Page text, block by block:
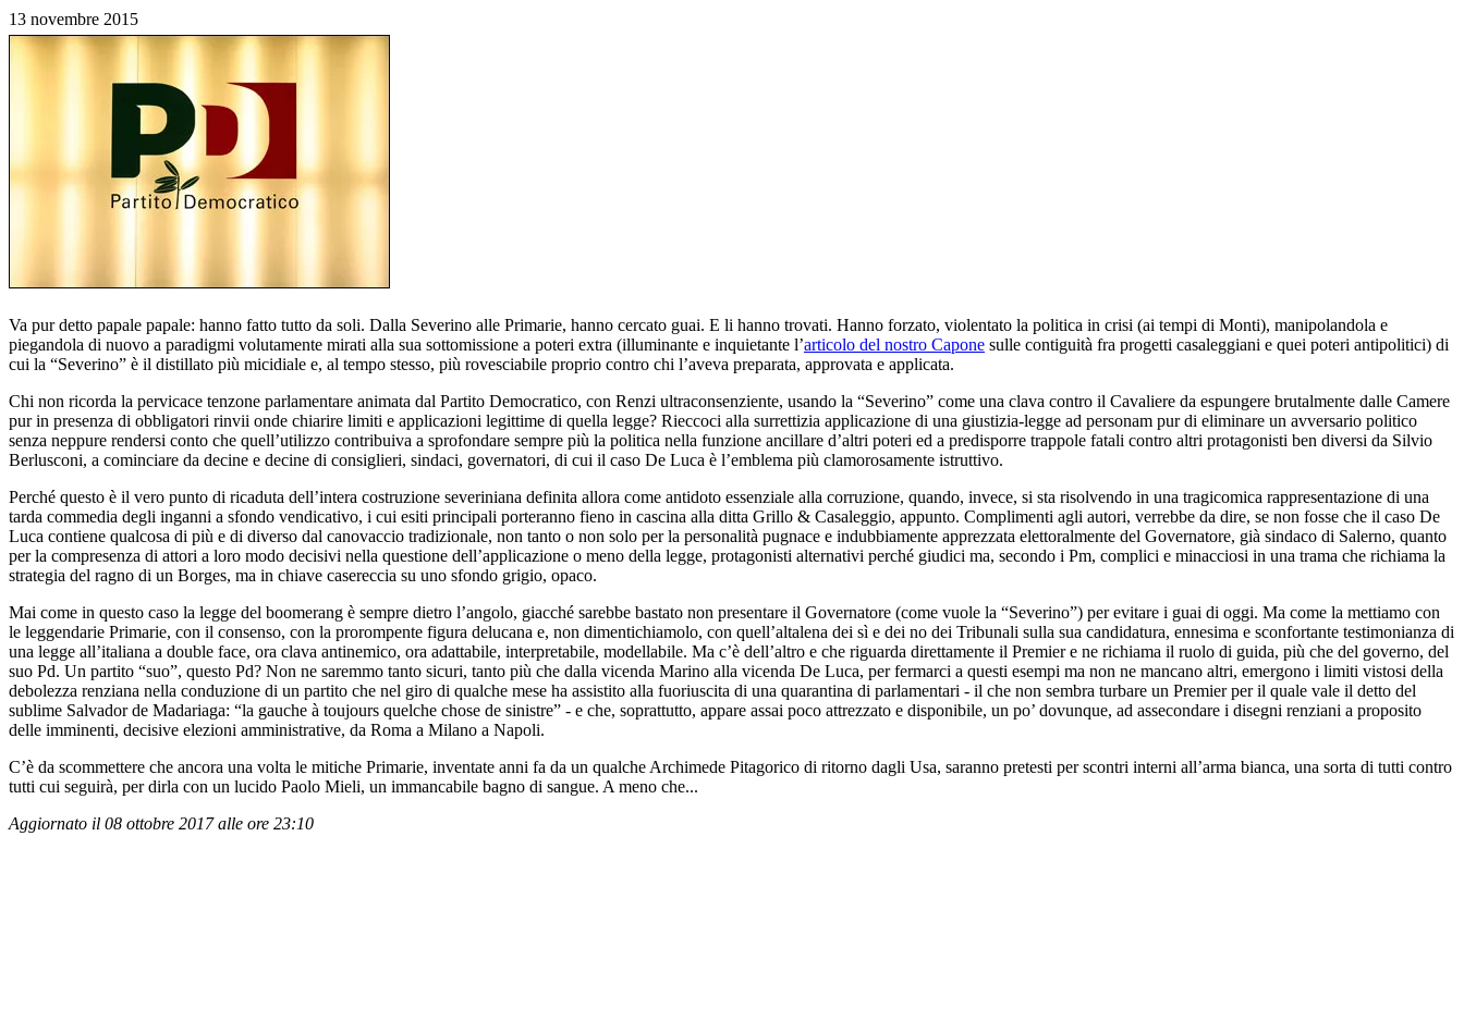
13 novembre 2015
Va pur detto papale papale: hanno fatto tutto da soli. Dalla Severino alle Primarie, hanno cercato guai. E li hanno trovati. Hanno forzato, violentato la politica in crisi (ai tempi di Monti), manipolandola e
piegandola di nuovo a paradigmi volutamente mirati alla sua sottomissione a poteri extra (illuminante e inquietante l’articolo del nostro Capone sulle contiguità fra progetti casaleggiani e quei poteri antipolitici) di
cui la “Severino” è il distillato più micidiale e, al tempo stesso, più rovesciabile proprio contro chi l’aveva preparata, approvata e applicata.
Chi non ricorda la pervicace tenzone parlamentare animata dal Partito Democratico, con Renzi ultraconsenziente, usando la “Severino” come una clava contro il Cavaliere da espungere brutalmente dalle Camere
pur in presenza di obbligatori rinvii onde chiarire limiti e applicazioni legittime di quella legge? Rieccoci alla surrettizia applicazione di una giustizia-legge ad personam pur di eliminare un avversario politico
senza neppure rendersi conto che quell’utilizzo contribuiva a sprofondare sempre più la politica nella funzione ancillare d’altri poteri ed a predisporre trappole fatali contro altri protagonisti ben diversi da Silvio
Berlusconi, a cominciare da decine e decine di consiglieri, sindaci, governatori, di cui il caso De Luca è l’emblema più clamorosamente istruttivo.
Perché questo è il vero punto di ricaduta dell’intera costruzione severiniana definita allora come antidoto essenziale alla corruzione, quando, invece, si sta risolvendo in una tragicomica rappresentazione di una
tarda commedia degli inganni a sfondo vendicativo, i cui esiti principali porteranno fieno in cascina alla ditta Grillo & Casaleggio, appunto. Complimenti agli autori, verrebbe da dire, se non fosse che il caso De
Luca contiene qualcosa di più e di diverso dal canovaccio tradizionale, non tanto o non solo per la personalità pugnace e indubbiamente apprezzata elettoralmente del Governatore, già sindaco di Salerno, quanto
per la compresenza di attori a loro modo decisivi nella questione dell’applicazione o meno della legge, protagonisti alternativi perché giudici ma, secondo i Pm, complici e minacciosi in una trama che richiama la
strategia del ragno di un Borges, ma in chiave casereccia su uno sfondo grigio, opaco.
Mai come in questo caso la legge del boomerang è sempre dietro l’angolo, giacché sarebbe bastato non presentare il Governatore (come vuole la “Severino”) per evitare i guai di oggi. Ma come la mettiamo con
le leggendarie Primarie, con il consenso, con la prorompente figura delucana e, non dimentichiamolo, con quell’altalena dei sì e dei no dei Tribunali sulla sua candidatura, ennesima e sconfortante testimonianza di
una legge all’italiana a double face, ora clava antinemico, ora adattabile, interpretabile, modellabile. Ma c’è dell’altro e che riguarda direttamente il Premier e ne richiama il ruolo di guida, più che del governo, del
suo Pd. Un partito “suo”, questo Pd? Non ne saremmo tanto sicuri, tanto più che dalla vicenda Marino alla vicenda De Luca, per fermarci a questi esempi ma non ne mancano altri, emergono i limiti vistosi della
debolezza renziana nella conduzione di un partito che nel giro di qualche mese ha assistito alla fuoriuscita di una quarantina di parlamentari - il che non sembra turbare un Premier per il quale vale il detto del
sublime Salvador de Madariaga: “la gauche à toujours quelche chose de sinistre” - e che, soprattutto, appare assai poco attrezzato e disponibile, un po’ dovunque, ad assecondare i disegni renziani a proposito
delle imminenti, decisive elezioni amministrative, da Roma a Milano a Napoli.
C’è da scommettere che ancora una volta le mitiche Primarie, inventate anni fa da un qualche Archimede Pitagorico di ritorno dagli Usa, saranno pretesti per scontri interni all’arma bianca, una sorta di tutti contro
tutti cui seguirà, per dirla con un lucido Paolo Mieli, un immancabile bagno di sangue. A meno che...
Aggiornato il 08 ottobre 2017 alle ore 23:10